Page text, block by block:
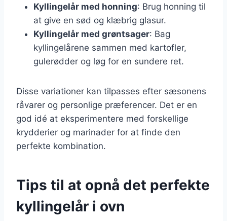
Kyllingelår med honning: Brug honning til
at give en sød og klæbrig glasur.
Kyllingelår med grøntsager: Bag
kyllingelårene sammen med kartofler,
gulerødder og løg for en sundere ret.
Disse variationer kan tilpasses efter sæsonens
råvarer og personlige præferencer. Det er en
god idé at eksperimentere med forskellige
krydderier og marinader for at finde den
perfekte kombination.
Tips til at opnå det perfekte
kyllingelår i ovn